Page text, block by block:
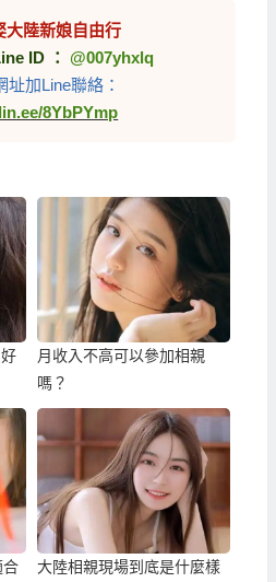
大陸新娘自由行
ID ： @007yhxlq
址加Line聯絡：
8YbPYmp
月收入不高可以參加相親
嗎？
合
大陸相親現場到底是什麼樣